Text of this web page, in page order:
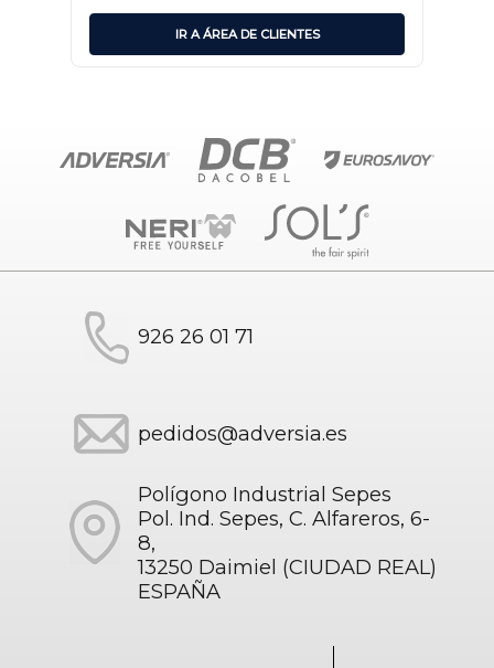
IR A ÁREA DE CLIENTES
926 26 01 71
pedidos@adversia.es
Polígono Industrial Sepes
Pol. Ind. Sepes, C. Alfareros, 6-
8,
13250 Daimiel (CIUDAD REAL)
ESPAÑA